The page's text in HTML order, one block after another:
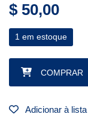
$ 50,00
1 em estoque
SWITCH ON-OFF
COMPRAR
Adicionar à